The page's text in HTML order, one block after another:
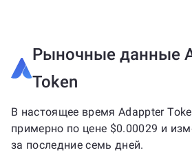
Рыночные данные
Token
В настоящее время Adappter
примерно по цене $0.00029 и
за последние семь дней.